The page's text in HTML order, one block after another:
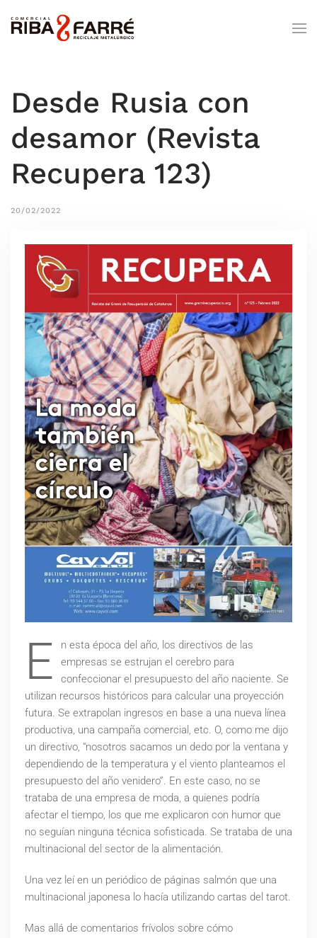
Desde Rusia con
desamor (Revista
Recupera 123)
20/02/2022
E
n esta época del año, los directivos de las
empresas se estrujan el cerebro para
confeccionar el presupuesto del año naciente. Se
utilizan recursos históricos para calcular una proyección
futura. Se extrapolan ingresos en base a una nueva línea
productiva, una campaña comercial, etc. O, como me dijo
un directivo, “nosotros sacamos un dedo por la ventana y
dependiendo de la temperatura y el viento planteamos el
presupuesto del año venidero”. En este caso, no se
trataba de una empresa de moda, a quienes podría
afectar el tiempo, los que me explicaron con humor que
no seguían ninguna técnica sofisticada. Se trataba de una
multinacional del sector de la alimentación.
Una vez leí en un periódico de páginas salmón que una
multinacional japonesa lo hacía utilizando cartas del tarot.
Mas allá de comentarios frívolos sobre cómo